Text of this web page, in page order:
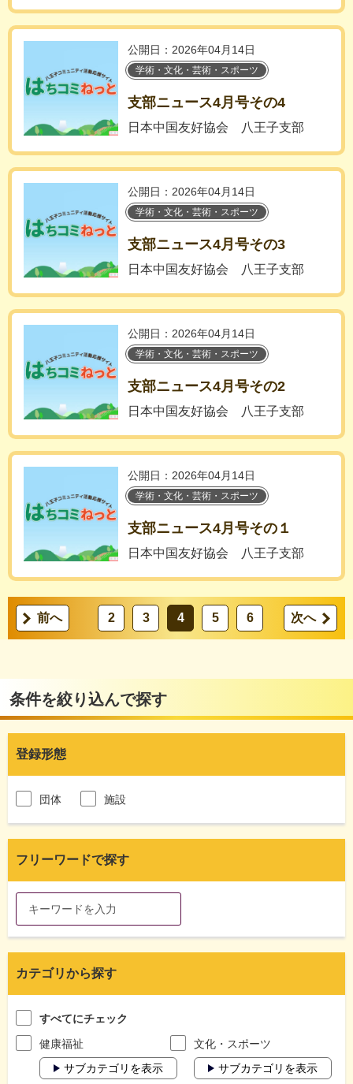
公開日：2026年04月14日
学術・文化・芸術・スポーツ
支部ニュース4月号その4
日本中国友好協会 八王子支部
公開日：2026年04月14日
学術・文化・芸術・スポーツ
支部ニュース4月号その3
日本中国友好協会 八王子支部
公開日：2026年04月14日
学術・文化・芸術・スポーツ
支部ニュース4月号その2
日本中国友好協会 八王子支部
公開日：2026年04月14日
学術・文化・芸術・スポーツ
支部ニュース4月号その１
日本中国友好協会 八王子支部
前へ 2 3 4 5 6 次へ
条件を絞り込んで探す
登録形態
団体 施設
フリーワードで探す
カテゴリから探す
すべてにチェック
健康福祉
サブカテゴリを表示
文化・スポーツ
サブカテゴリを表示